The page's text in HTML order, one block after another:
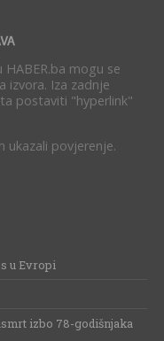
mogu se
izvora. Iza zadnje
postaviti "hyperlink"
ukazali povjerenje.
u Evropi
izbo 78-godišnjaka